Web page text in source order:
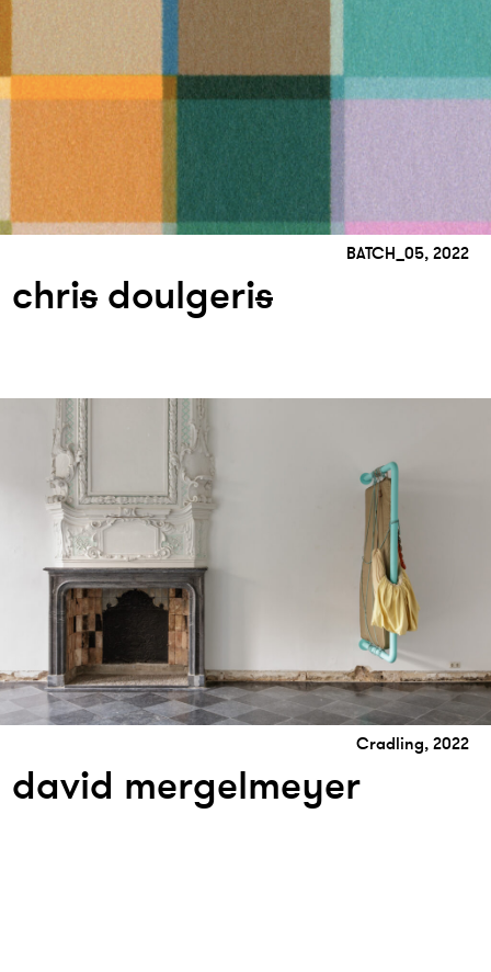
BATCH_05, 2022
chrisdoulgeris
Cradling, 2022
david mergelmeyer